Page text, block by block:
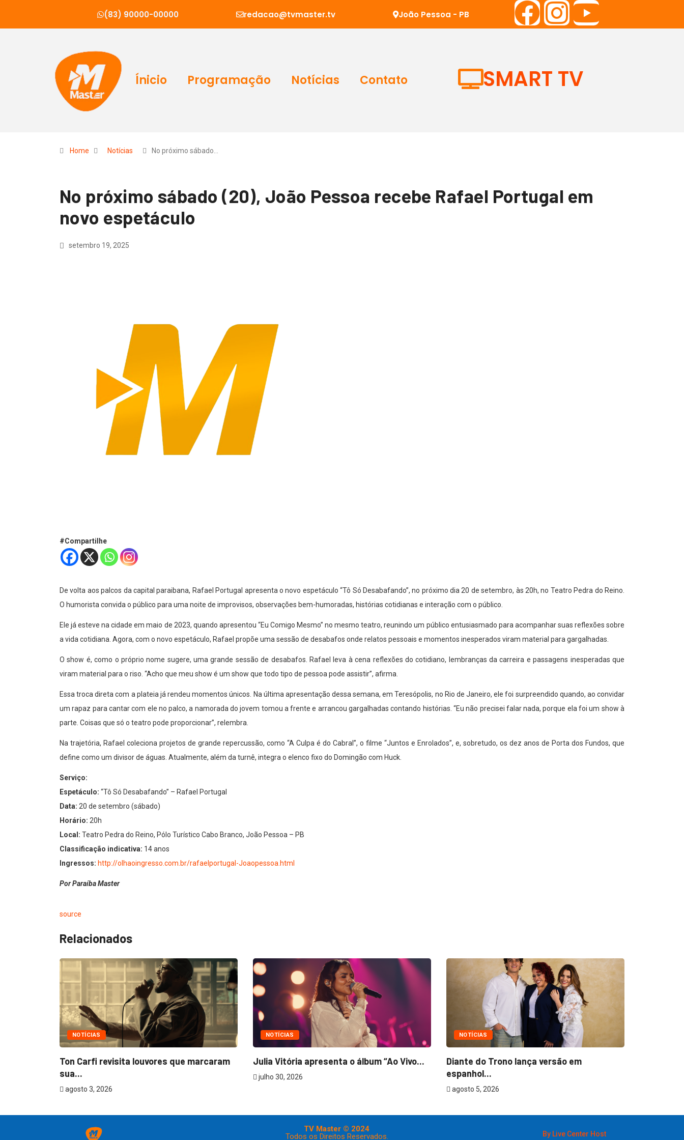
(83) 90000-00000 redacao@tvmaster.tv João Pessoa - PB
Ínicio Programação Notícias Contato SMART TV
Home Notícias No próximo sábado…
No próximo sábado (20), João Pessoa recebe Rafael Portugal em
novo espetáculo
setembro 19, 2025
#Compartilhe
De volta aos palcos da capital paraibana, Rafael Portugal apresenta o novo espetáculo “Tô Só Desabafando”, no próximo dia 20 de setembro, às 20h, no Teatro Pedra do Reino.
O humorista convida o público para uma noite de improvisos, observações bem-humoradas, histórias cotidianas e interação com o público.
Ele já esteve na cidade em maio de 2023, quando apresentou “Eu Comigo Mesmo” no mesmo teatro, reunindo um público entusiasmado para acompanhar suas reflexões sobre
a vida cotidiana. Agora, com o novo espetáculo, Rafael propõe uma sessão de desabafos onde relatos pessoais e momentos inesperados viram material para gargalhadas.
O show é, como o próprio nome sugere, uma grande sessão de desabafos. Rafael leva à cena reflexões do cotidiano, lembranças da carreira e passagens inesperadas que
viram material para o riso. “Acho que meu show é um show que todo tipo de pessoa pode assistir”, afirma.
Essa troca direta com a plateia já rendeu momentos únicos. Na última apresentação dessa semana, em Teresópolis, no Rio de Janeiro, ele foi surpreendido quando, ao convidar
um rapaz para cantar com ele no palco, a namorada do jovem tomou a frente e arrancou gargalhadas contando histórias. “Eu não precisei falar nada, porque ela foi um show à
parte. Coisas que só o teatro pode proporcionar”, relembra.
Na trajetória, Rafael coleciona projetos de grande repercussão, como “A Culpa é do Cabral”, o filme “Juntos e Enrolados”, e, sobretudo, os dez anos de Porta dos Fundos, que
define como um divisor de águas. Atualmente, além da turnê, integra o elenco fixo do Domingão com Huck.
Serviço:
Espetáculo: “Tô Só Desabafando” – Rafael Portugal
Data: 20 de setembro (sábado)
Horário: 20h
Local: Teatro Pedra do Reino, Pólo Turístico Cabo Branco, João Pessoa – PB
Classificação indicativa: 14 anos
Ingressos: http://olhaoingresso.com.br/rafaelportugal-Joaopessoa.html
Por Paraíba Master
source
Relacionados
NOTÍCIAS
Ton Carfi revisita louvores que marcaram
sua...
agosto 3, 2026
NOTÍCIAS
Julia Vitória apresenta o álbum “Ao Vivo...
julho 30, 2026
NOTÍCIAS
Diante do Trono lança versão em
espanhol...
agosto 5, 2026
TV Master © 2024
Todos os Direitos Reservados.
By Live Center Host